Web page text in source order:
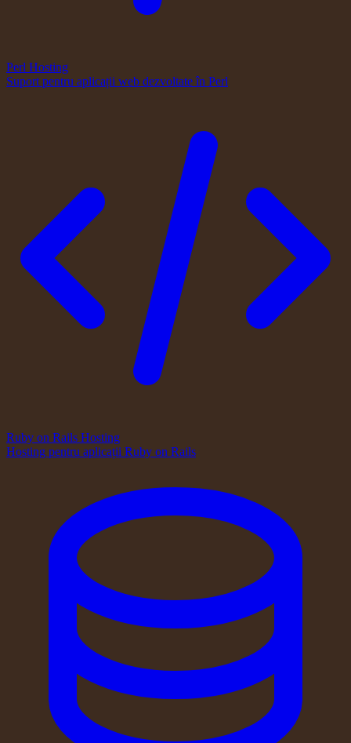
Perl Hosting
Suport pentru aplicații web dezvoltate în Perl
Ruby on Rails Hosting
Hosting pentru aplicații Ruby on Rails